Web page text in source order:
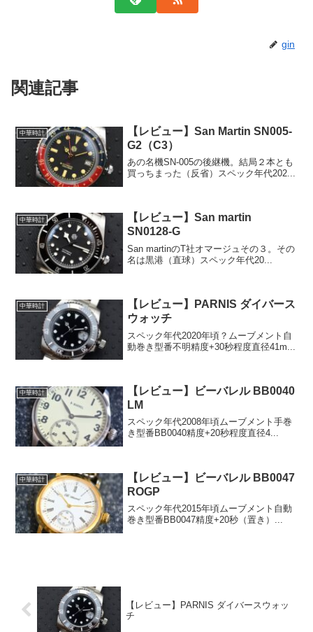
gin
関連記事
中華時計
【レビュー】San Martin SN005-
G2（C3）
あの名機SN-005の後継機。結局２本とも
買っちまった（反省）スペック年代202...
中華時計
【レビュー】San martin
SN0128-G
San martinのT社オマージュその３。その
名は黒港（直球）スペック年代20...
中華時計
【レビュー】PARNIS ダイバース
ウォッチ
スペック年代2020年頃？ムーブメント自
動巻き型番不明精度+30秒程度直径41m...
中華時計
【レビュー】ビーバレル BB0040
LM
スペック年代2008年頃ムーブメント手巻
き型番BB0040精度+20秒程度直径4...
中華時計
【レビュー】ビーバレル BB0047
ROGP
スペック年代2015年頃ムーブメント自動
巻き型番BB0047精度+20秒（置き）...
【レビュー】PARNIS ダイバースウォッ
チ